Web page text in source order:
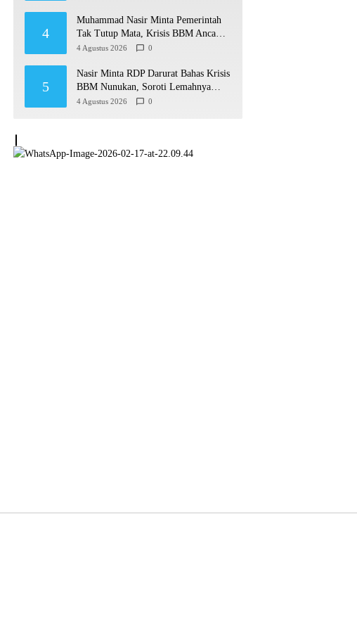
4
Muhammad Nasir Minta Pemerintah
Tak Tutup Mata, Krisis BBM Ancam
Ekonomi Masyarakat Nunukan
4 Agustus 2026 0
5
Nasir Minta RDP Darurat Bahas Krisis
BBM Nunukan, Soroti Lemahnya
Sistem Distribusi
4 Agustus 2026 0